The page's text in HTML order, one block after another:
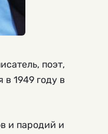
поэт,
в 1949 году в
и пародий и